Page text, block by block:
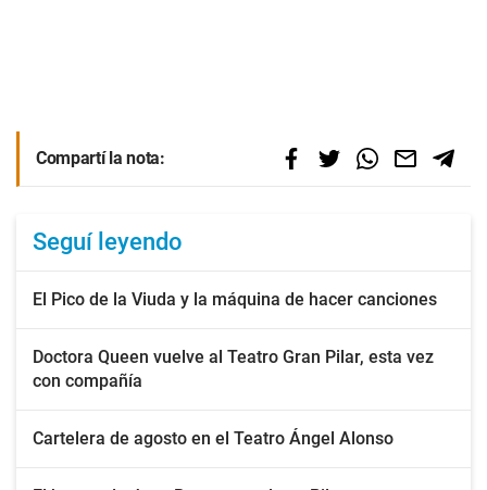
Compartí la nota:
Seguí leyendo
El Pico de la Viuda y la máquina de hacer canciones
Doctora Queen vuelve al Teatro Gran Pilar, esta vez
con compañía
Cartelera de agosto en el Teatro Ángel Alonso